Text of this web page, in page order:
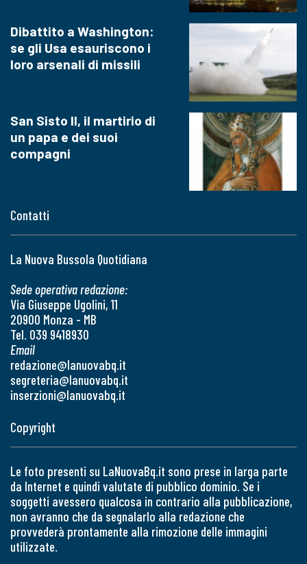
Contatti
La Nuova Bussola Quotidiana
Sede operativa redazione:
Via Giuseppe Ugolini, 11
20900 Monza - MB
Tel. 039 9418930
Email
redazione@lanuovabq.it
segreteria@lanuovabq.it
inserzioni@lanuovabq.it
Dibattito a Washington:
se gli Usa esauriscono i
loro arsenali di missili
San Sisto II, il martirio di
un papa e dei suoi
compagni
Copyright
Le foto presenti su LaNuovaBq.it sono prese in larga parte
da Internet e quindi valutate di pubblico dominio. Se i
soggetti avessero qualcosa in contrario alla pubblicazione,
non avranno che da segnalarlo alla redazione che
provvederà prontamente alla rimozione delle immagini
utilizzate.